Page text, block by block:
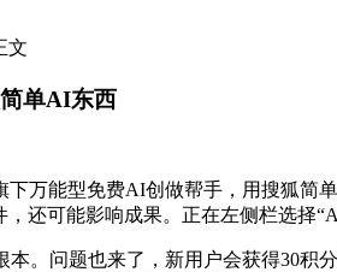
文
单AI东西​
能型免费AI创做帮手，用搜狐简
还可能影响成果。正在左侧栏选择
问题也来了，新用户会获得30积